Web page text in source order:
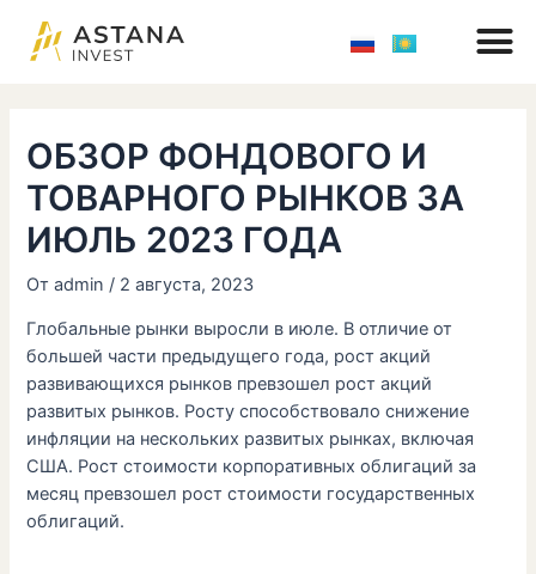
содержимому
ОБЗОР ФОНДОВОГО И
ТОВАРНОГО РЫНКОВ ЗА
ИЮЛЬ 2023 ГОДА
Отadmin / 2 августа, 2023
Глобальные рынки выросли в июле. В отличие от
большей части предыдущего года, рост акций
развивающихся рынков превзошел рост акций
развитых рынков. Росту способствовало снижение
инфляции на нескольких развитых рынках, включая
США. Рост стоимости корпоративных облигаций за
месяц превзошел рост стоимости государственных
облигаций.
по
записям